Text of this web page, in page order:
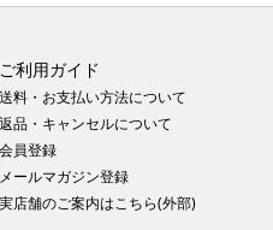
ご利用ガイド
送料・お支払い方法について
返品・キャンセルについて
会員登録
メールマガジン登録
実店舗のご案内はこちら(外部)